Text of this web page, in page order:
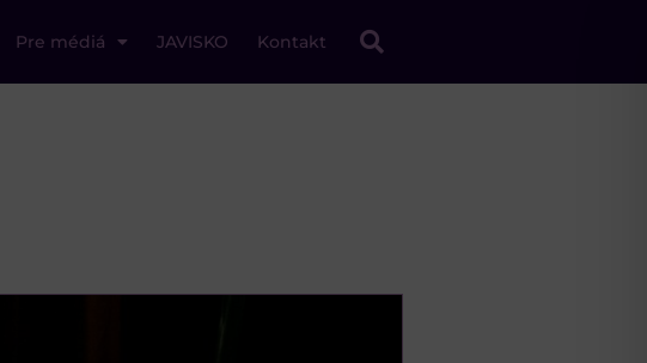
Pre médiá JAVISKO Kontakt